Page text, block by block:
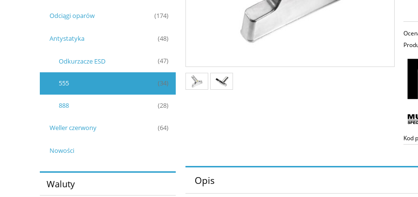
Odciągi oparów (174)
Antystatyka (48)
Odkurzacze ESD (47)
555 (34)
888 (28)
Weller czerwony (64)
Nowości
Waluty
Kod
Opis